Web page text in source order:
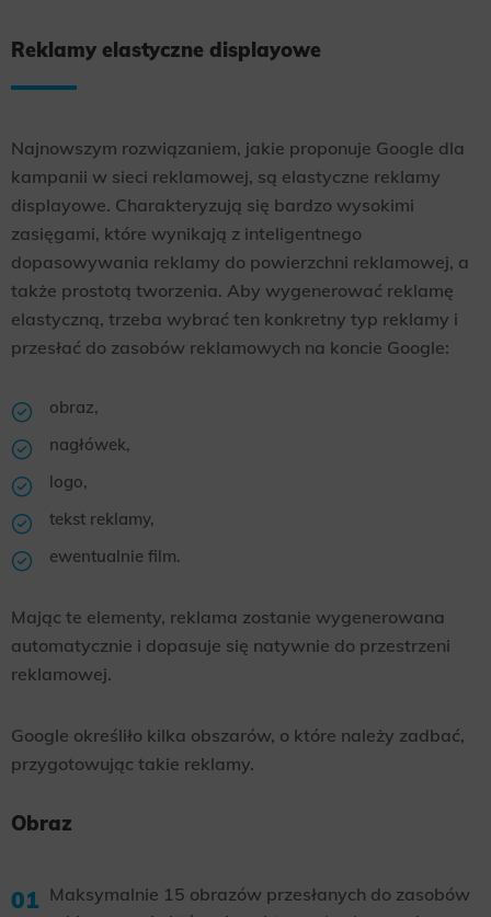
Reklamy elastyczne displayowe
Najnowszym rozwiązaniem, jakie proponuje Google dla
kampanii w sieci reklamowej, są elastyczne reklamy
displayowe. Charakteryzują się bardzo wysokimi
zasięgami, które wynikają z inteligentnego
dopasowywania reklamy do powierzchni reklamowej, a
także prostotą tworzenia. Aby wygenerować reklamę
elastyczną, trzeba wybrać ten konkretny typ reklamy i
przesłać do zasobów reklamowych na koncie Google:
obraz,
nagłówek,
logo,
tekst reklamy,
ewentualnie film.
Mając te elementy, reklama zostanie wygenerowana
automatycznie i dopasuje się natywnie do przestrzeni
reklamowej.
Google określiło kilka obszarów, o które należy zadbać,
przygotowując takie reklamy.
Obraz
Maksymalnie 15 obrazów przesłanych do zasobów